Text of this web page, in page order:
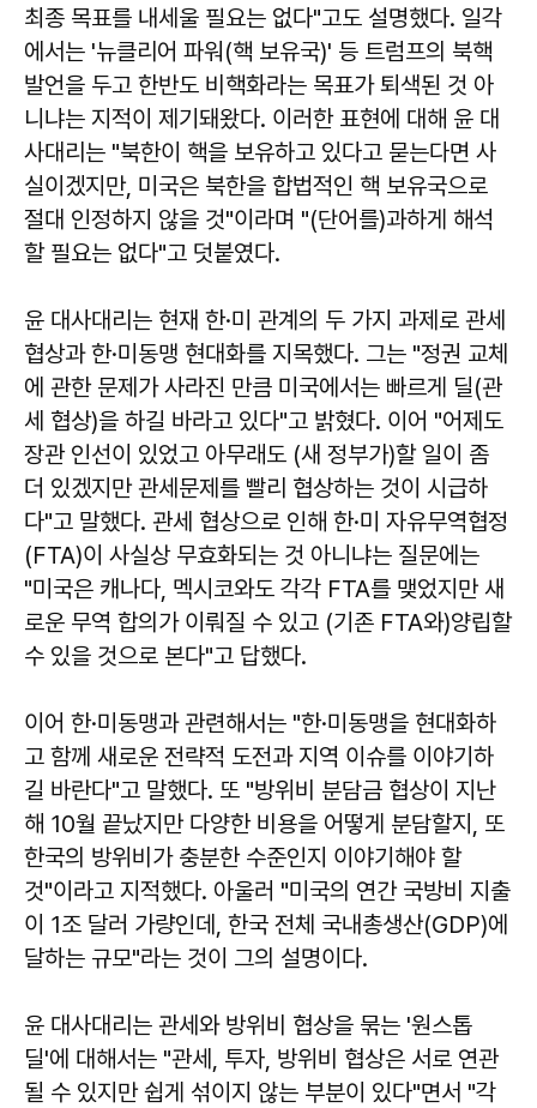
최종 목표를 내세울 필요는 없다"고도 설명했다. 일각
에서는 '뉴클리어 파워(핵 보유국)' 등 트럼프의 북핵
발언을 두고 한반도 비핵화라는 목표가 퇴색된 것 아
니냐는 지적이 제기돼왔다. 이러한 표현에 대해 윤 대
사대리는 "북한이 핵을 보유하고 있다고 묻는다면 사
실이겠지만, 미국은 북한을 합법적인 핵 보유국으로
절대 인정하지 않을 것"이라며 "(단어를)과하게 해석
할 필요는 없다"고 덧붙였다.
윤 대사대리는 현재 한·미 관계의 두 가지 과제로 관세
협상과 한·미동맹 현대화를 지목했다. 그는 "정권 교체
에 관한 문제가 사라진 만큼 미국에서는 빠르게 딜(관
세 협상)을 하길 바라고 있다"고 밝혔다. 이어 "어제도
장관 인선이 있었고 아무래도 (새 정부가)할 일이 좀
더 있겠지만 관세문제를 빨리 협상하는 것이 시급하
다"고 말했다. 관세 협상으로 인해 한·미 자유무역협정
(FTA)이 사실상 무효화되는 것 아니냐는 질문에는
"미국은 캐나다, 멕시코와도 각각 FTA를 맺었지만 새
로운 무역 합의가 이뤄질 수 있고 (기존 FTA와)양립할
수 있을 것으로 본다"고 답했다.
이어 한·미동맹과 관련해서는 "한·미동맹을 현대화하
고 함께 새로운 전략적 도전과 지역 이슈를 이야기하
길 바란다"고 말했다. 또 "방위비 분담금 협상이 지난
해 10월 끝났지만 다양한 비용을 어떻게 분담할지, 또
한국의 방위비가 충분한 수준인지 이야기해야 할
것"이라고 지적했다. 아울러 "미국의 연간 국방비 지출
이 1조 달러 가량인데, 한국 전체 국내총생산(GDP)에
달하는 규모"라는 것이 그의 설명이다.
윤 대사대리는 관세와 방위비 협상을 묶는 '원스톱
딜'에 대해서는 "관세, 투자, 방위비 협상은 서로 연관
될 수 있지만 쉽게 섞이지 않는 부분이 있다"면서 "각